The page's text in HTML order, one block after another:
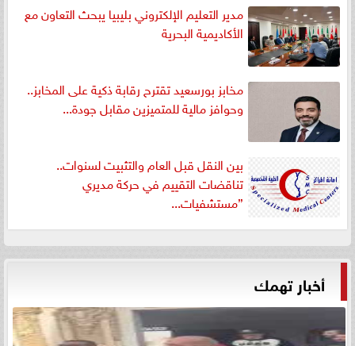
مدير التعليم الإلكتروني بليبيا يبحث التعاون مع
الأكاديمية البحرية
مخابز بورسعيد تقترح رقابة ذكية على المخابز..
وحوافز مالية للمتميزين مقابل جودة...
بين النقل قبل العام والتثبيت لسنوات..
تناقضات التقييم في حركة مديري
”مستشفيات...
أخبار تهمك